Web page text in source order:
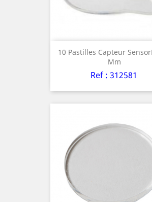
10 Pastilles Capteur
Mm
Ref : 312581